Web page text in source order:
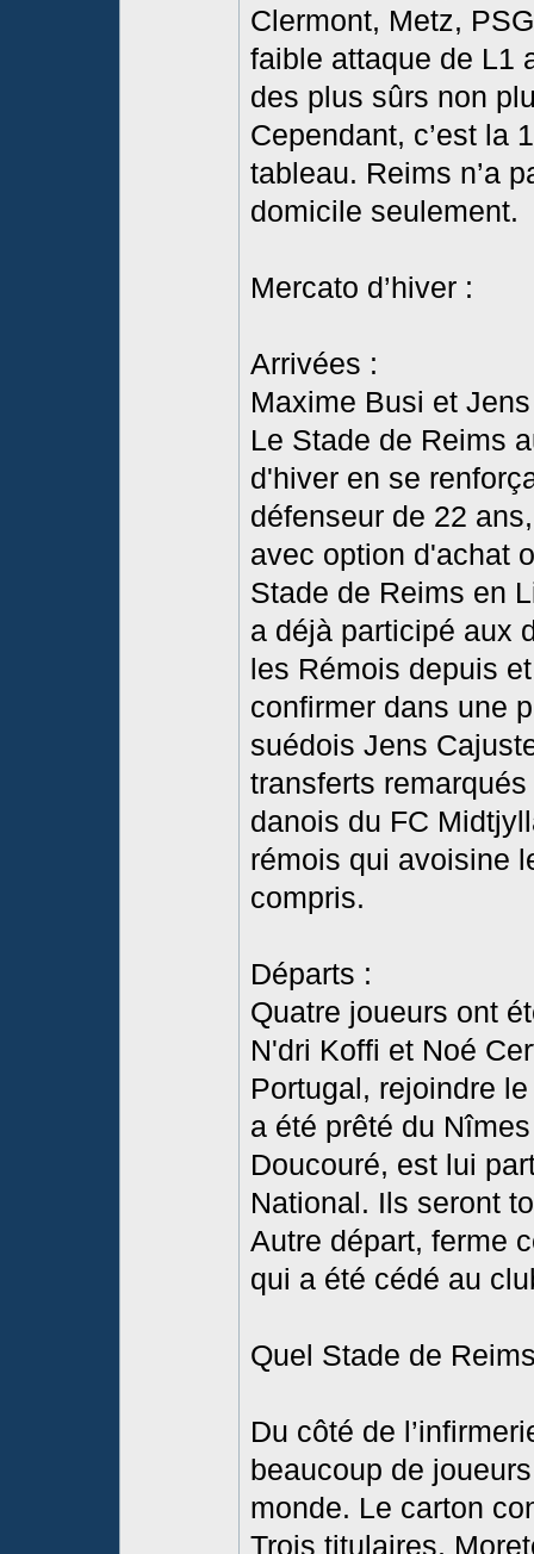
Clermont, Metz,
faible attaque de L1
des plus sûrs non
Cependant, c’est la
tableau. Reims n’a
domicile seulement.
Mercato d’hiver :
Arrivées :
Maxime Busi et
Le Stade de Reims
d'hiver en se
défenseur de 22
avec option d'achat
Stade de Reims en
a déjà participé aux
les Rémois depuis
confirmer dans une
suédois Jens
transferts
danois du FC
rémois qui avoisine
compris.
Départs :
Quatre joueurs ont
N'dri Koffi et Noé
Portugal, rejoindre
a été prêté du
Doucouré, est lui
National. Ils seront
Autre départ, ferme
qui a été cédé au
Quel Stade de
Du côté de
beaucoup de
monde. Le carton
Trois titulaires,